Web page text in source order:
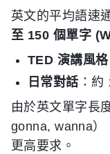
英文的平均語速
至 150 個單字
TED 演講風格
日常對話 ：
由於英文單字長
gonna, wanna）
更高要求。